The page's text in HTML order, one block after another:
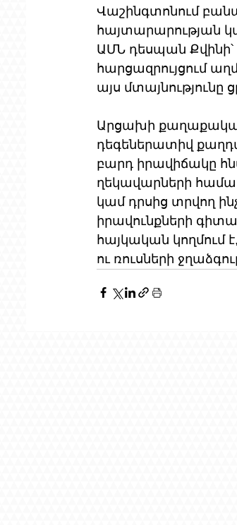
Վաշինգտոնում
հայտարարության
ԱՄՆ դեսպան
հարցազրույցում
այս մտայնությունը
Արցախի
դեգեներատիվ
բարդ իրավիճակը
ղեկավարների
կամ դրսից տրվող
իրավունքների
հայկական
ու ռուսների